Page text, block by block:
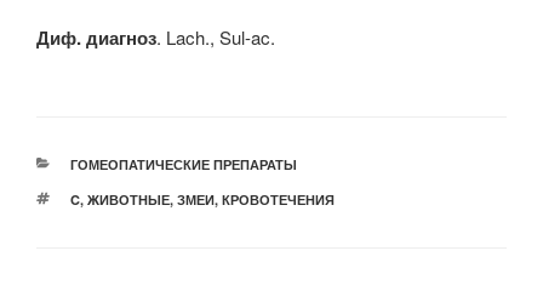
Диф. диагноз. Lach., Sul-ac.
РУБРИКИ
ГОМЕОПАТИЧЕСКИЕ ПРЕПАРАТЫ
МЕТКИ
C, ЖИВОТНЫЕ, ЗМЕИ, КРОВОТЕЧЕНИЯ